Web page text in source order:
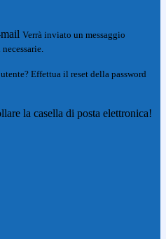
Verrà inviato un messaggio
Effettua il reset della password
la casella di posta elettronica!